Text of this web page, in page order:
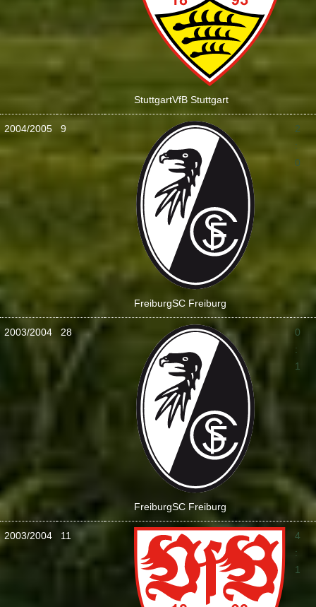
StuttgartVfB Stuttgart
2004/2005 9
FreiburgSC Freiburg
2
:
0
2003/2004 28
FreiburgSC Freiburg
0
:
1
2003/2004 11
4
:
1